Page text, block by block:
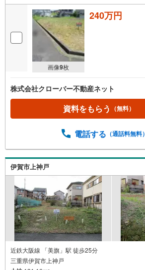
画像9枚
240万円
株式会社クローバー不動産ネット
資料をもらう （無料）
電話する （通話料無料）
伊賀市上神戸
近鉄大阪線 「美旗」駅 徒歩25分
三重県伊賀市上神戸